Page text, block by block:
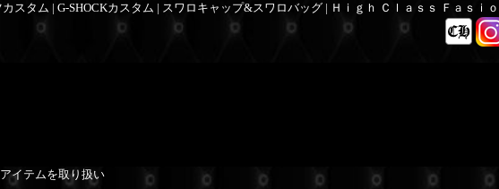
スタム | G-SHOCKカスタム | スワロキャップ&スワロバッグ | Ｈｉｇｈ Ｃｌａｓｓ Ｆａｓｉ
イテムを取り扱い